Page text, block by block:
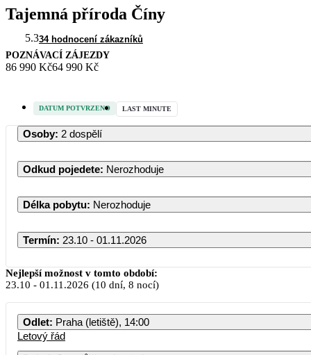
Tajemná příroda Číny
5.334 hodnocení zákazníků
POZNÁVACÍ ZÁJEZDY
86 990 Kč64 990 Kč
DATUM POTVRZENO LAST MINUTE
Osoby: 2 dospělí
Odkud pojedete: Nerozhoduje
Délka pobytu: Nerozhoduje
Termín: 23.10 - 01.11.2026
Nejlepší možnost v tomto období:
23.10 - 01.11.2026 (10 dní, 8 nocí)
Odlet: Praha (letiště), 14:00
Letový řád